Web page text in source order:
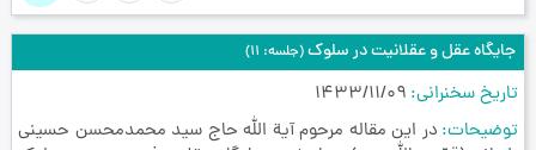
جایگاه عقل و عقلانیت در سلوک(جلسه: 11)
تاریخ سخنرانی 1433/11/09
توضیحات در این مقاله مرحوم آیة الله حاج سید محمدمحسن حسینی